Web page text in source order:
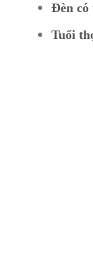
Đèn có
Tuổi